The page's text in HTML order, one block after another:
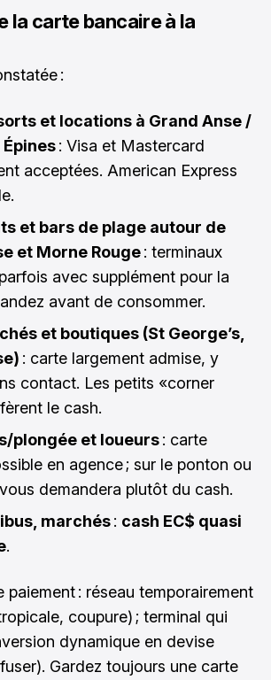
la carte bancaire à la
:
et locations à Grand Anse /
: Visa et Mastercard
acceptées. American Express
et bars de plage autour de
et Morne Rouge: terminaux
avec supplément pour la
avant de consommer.
et boutiques (St George’s,
: carte largement admise, y
contact. Les petits «corner
le cash.
plongée et loueurs: carte
en agence ; sur le ponton ou
demandera plutôt du cash.
marchés: cash EC$ quasi
.
paiement : réseau temporairement
coupure) ; terminal qui
dynamique en devise
Gardez toujours une carte